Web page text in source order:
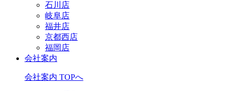
石川店
岐阜店
福井店
京都西店
福岡店
会社案内
会社案内 TOPへ